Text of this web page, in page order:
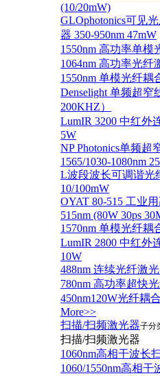
(10/20mW)
GLOphotonics可见
器 350-950nm 47mW
1550nm 高功率单模
1064nm 高功率光纤
1550nm 单模光纤耦
Denselight 单频超窄
200KHZ）
LumIR 3200 中红外
5W
NP Photonics单频超
1565/1030-1080nm
L波段波长可调谐光
10/100mW
OYAT 80-515 工业
515nm (80W 30ps
1570nm 单模光纤耦
LumIR 2800 中红外
10W
488nm 连续光纤激
780nm 高功率超快
450nm120W光纤耦
More>>
扫描/扫频激光器子分
扫描/扫频激光器
1060nm高相干波长
1060/1550nm高相干